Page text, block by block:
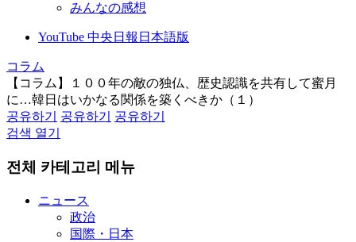
みんなの感想
YouTube 中央日報日本語版
コラム
【コラム】１００年の敵の独仏、歴史認識を共有して蜜月
に…韓日はいかなる関係を築くべきか（１）
공유하기
공유하기
공유하기
검색 열기
전체 카테고리 메뉴
ニュース
政治
国際・日本